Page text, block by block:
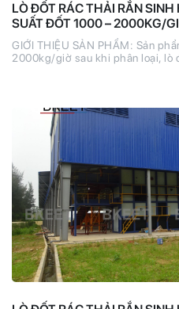
LÒ ĐỐT RÁC THẢI RẮN
SUẤT ĐỐT 1000 – 2000KG/
GIỚI THIỆU SẢN PHẨM: Sản
2000kg/giờ sau khi phân loại, lò